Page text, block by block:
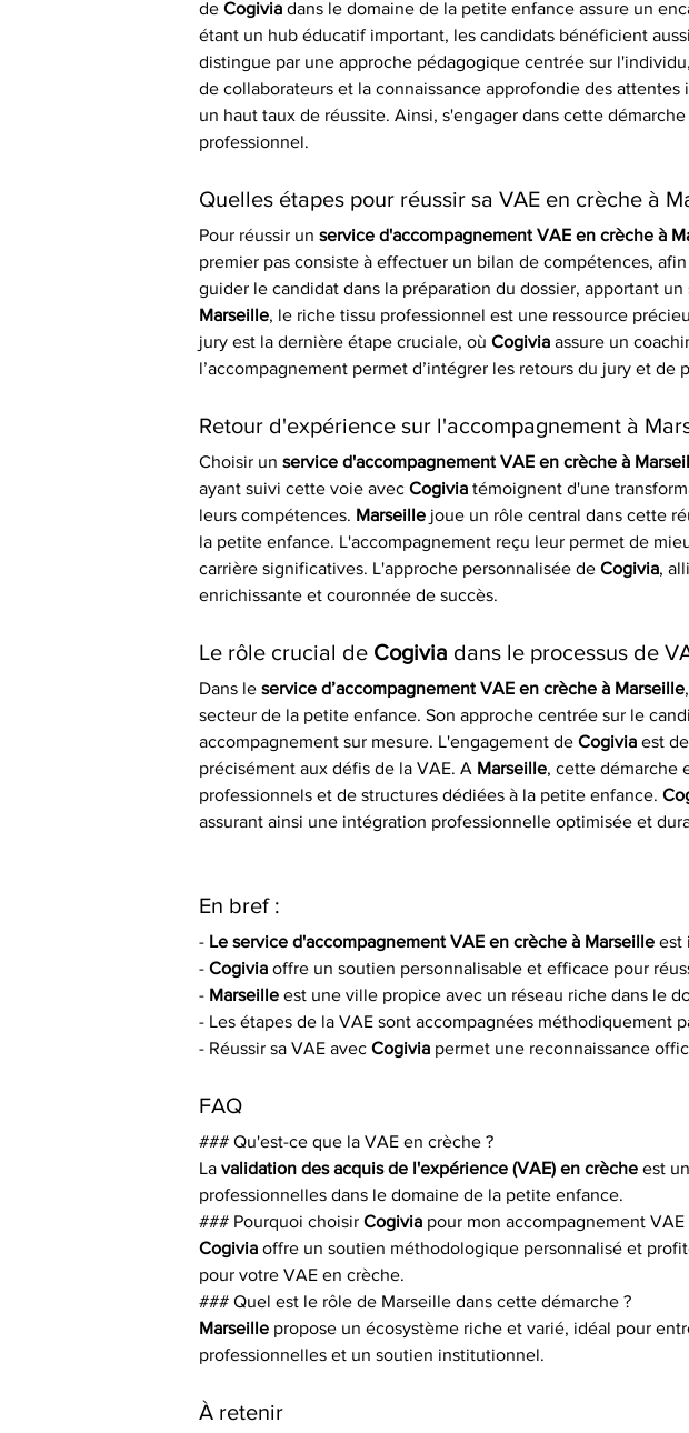
de Cogivia dans le domaine de la petite enfance assure un
étant un hub éducatif important, les candidats bénéficient
distingue par une approche pédagogique centrée sur
de collaborateurs et la connaissance approfondie des
un haut taux de réussite. Ainsi, s'engager dans cette démarche
professionnel.
Quelles étapes pour réussir sa VAE en crèche à
Pour réussir un service d'accompagnement VAE en crèche à
premier pas consiste à effectuer un bilan de compétences,
guider le candidat dans la préparation du dossier, apportant
Marseille, le riche tissu professionnel est une ressource
jury est la dernière étape cruciale, où Cogivia assure un
l’accompagnement permet d’intégrer les retours du jury et
Retour d'expérience sur l'accompagnement à
Choisir un service d'accompagnement VAE en crèche à
ayant suivi cette voie avec Cogivia témoignent d'une
leurs compétences. Marseille joue un rôle central dans cette
la petite enfance. L'accompagnement reçu leur permet de
carrière significatives. L'approche personnalisée de Cogivia,
enrichissante et couronnée de succès.
Le rôle crucial de Cogivia dans le processus de
Dans le service d’accompagnement VAE en crèche à Marseille,
secteur de la petite enfance. Son approche centrée sur le
accompagnement sur mesure. L'engagement de Cogivia est
précisément aux défis de la VAE. A Marseille, cette démarche
professionnels et de structures dédiées à la petite enfance.
assurant ainsi une intégration professionnelle optimisée et
En bref :
- Le service d'accompagnement VAE en crèche à Marseille est
- Cogivia offre un soutien personnalisable et efficace pour
- Marseille est une ville propice avec un réseau riche dans le
- Les étapes de la VAE sont accompagnées méthodiquement
- Réussir sa VAE avec Cogivia permet une reconnaissance
FAQ
### Qu'est-ce que la VAE en crèche ?
La validation des acquis de l'expérience (VAE) en crèche est
professionnelles dans le domaine de la petite enfance.
### Pourquoi choisir Cogivia pour mon accompagnement VAE
Cogivia offre un soutien méthodologique personnalisé et
pour votre VAE en crèche.
### Quel est le rôle de Marseille dans cette démarche ?
Marseille propose un écosystème riche et varié, idéal pour
professionnelles et un soutien institutionnel.
À retenir